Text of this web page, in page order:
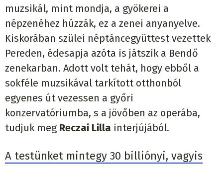
muzsikál, mint mondja, a gyökerei a
népzenéhez húzzák, ez a zenei anyanyelve.
Kiskorában szülei néptáncegyüttest vezettek
Pereden, édesapja azóta is játszik a Bendő
zenekarban. Adott volt tehát, hogy ebből a
sokféle muzsikával tarkított otthonból
egyenes út vezessen a győri
konzervatóriumba, s a jövőben az operába,
tudjuk meg Reczai Lilla interjújából.
A testünket mintegy 30 billiónyi, vagyis